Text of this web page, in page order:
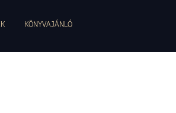
KÖNYVAJÁNLÓ